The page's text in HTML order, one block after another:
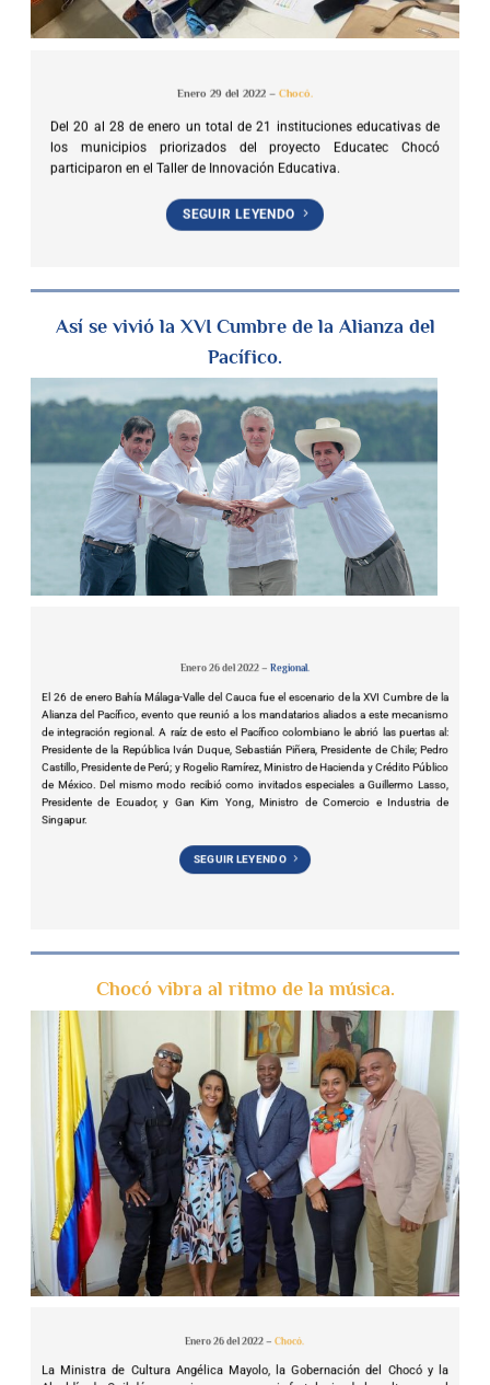
Enero 29 del 2022 –Chocó.
Del 20 al 28 de enero un total de 21 instituciones educativas de
los municipios priorizados del proyecto Educatec Chocó
participaron en el Taller de Innovación Educativa.
SEGUIR LEYENDO
Así se vivió la XVI Cumbre de la Alianza del
Pacífico.
Enero 26 del 2022 – Regional.
El 26 de enero Bahía Málaga-Valle del Cauca fue el escenario de la XVI Cumbre de la
Alianza del Pacífico, evento que reunió a los mandatarios aliados a este mecanismo
de integración regional. A raíz de esto el Pacífico colombiano le abrió las puertas al:
Presidente de la República Iván Duque, Sebastián Piñera, Presidente de Chile; Pedro
Castillo, Presidente de Perú; y Rogelio Ramírez, Ministro de Hacienda y Crédito Público
de México. Del mismo modo recibió como invitados especiales a Guillermo Lasso,
Presidente de Ecuador, y Gan Kim Yong, Ministro de Comercio e Industria de
Singapur.
SEGUIR LEYENDO
Chocó vibra al ritmo de la música.
Enero 26 del 2022 – Chocó.
La Ministra de Cultura Angélica Mayolo, la Gobernación del Chocó y la